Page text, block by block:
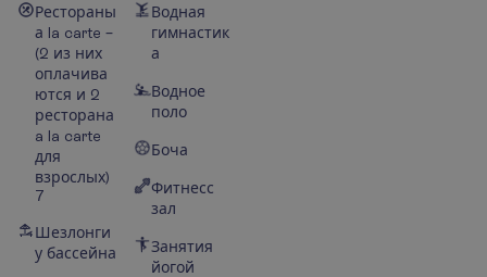
Рестораны
а la carte –
(2 из них
оплачива
ются и 2
ресторана
a la carte
для
взрослых)
7
Шезлонги
у бассейна
Водная
гимнастик
а
Водное
поло
Боча
Фитнесс
зал
Занятия
йогой